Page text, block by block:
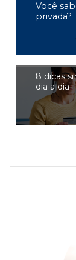
Você
privada?
8 dicas
dia a dia